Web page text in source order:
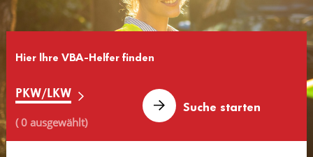
Hier lhre VBA-Helfer finden
PKW/LKW
( 0 ausgewählt)